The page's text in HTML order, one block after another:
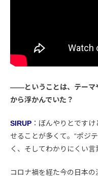
――ということは、テーマ
から浮かんでいた？
SIRUP ：ぼんやりとです
せることが多くて。“ポジ
く、そしてわかりにくい言
コロナ禍を経た今の日本